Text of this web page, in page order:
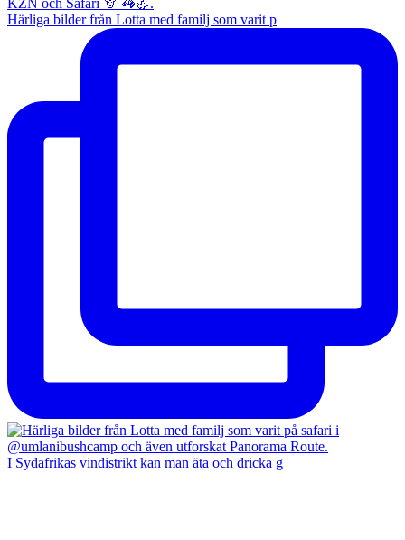
Härliga bilder från Lotta med familj som varit p
I Sydafrikas vindistrikt kan man äta och dricka g